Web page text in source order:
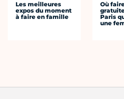
Les meilleures
expos du moment
à faire en famille
Où
Paris
une